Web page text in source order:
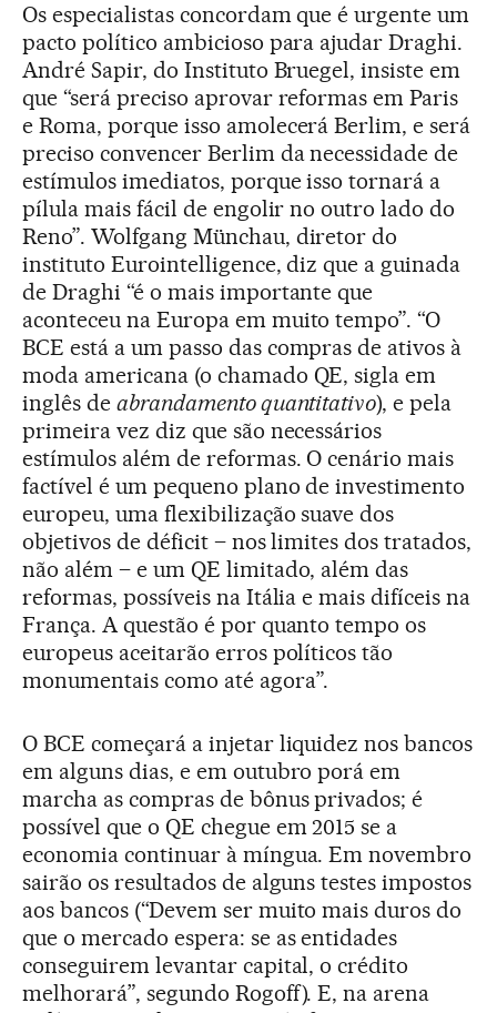
Os especialistas concordam que é urgente um
pacto político ambicioso para ajudar Draghi.
André Sapir, do Instituto Bruegel, insiste em
que “será preciso aprovar reformas em Paris
e Roma, porque isso amolecerá Berlim, e será
preciso convencer Berlim da necessidade de
estímulos imediatos, porque isso tornará a
pílula mais fácil de engolir no outro lado do
Reno”. Wolfgang Münchau, diretor do
instituto Eurointelligence, diz que a guinada
de Draghi “é o mais importante que
aconteceu na Europa em muito tempo”. “O
BCE está a um passo das compras de ativos à
moda americana (o chamado QE, sigla em
inglês de abrandamento quantitativo), e pela
primeira vez diz que são necessários
estímulos além de reformas. O cenário mais
factível é um pequeno plano de investimento
europeu, uma flexibilização suave dos
objetivos de déficit – nos limites dos tratados,
não além – e um QE limitado, além das
reformas, possíveis na Itália e mais difíceis na
França. A questão é por quanto tempo os
europeus aceitarão erros políticos tão
monumentais como até agora”.
O BCE começará a injetar liquidez nos bancos
em alguns dias, e em outubro porá em
marcha as compras de bônus privados; é
possível que o QE chegue em 2015 se a
economia continuar à míngua. Em novembro
sairão os resultados de alguns testes impostos
aos bancos (“Devem ser muito mais duros do
que o mercado espera: se as entidades
conseguirem levantar capital, o crédito
melhorará”, segundo Rogoff). E, na arena